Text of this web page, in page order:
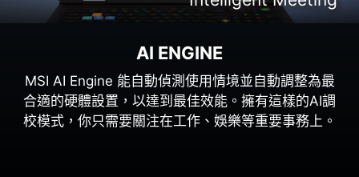
AI ENGINE
MSI AI Engine 能自動偵測使用情境並自動調整為最
合適的硬體設置，以達到最佳效能。擁有這樣的AI調
校模式，你只需要關注在工作、娛樂等重要事務上。